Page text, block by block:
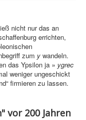
nicht nur das an
errichten,
zum y wandeln.
das Ypsilon ja » ygrec
weniger ungeschickt
firmieren zu lassen.
vor 200 Jahren